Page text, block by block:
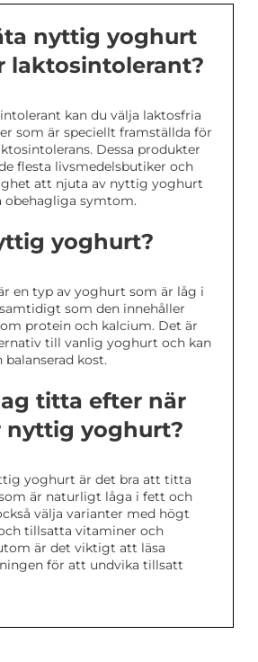
nyttig yoghurt
laktosintolerant?
kan du välja laktosfria
som är speciellt framställda för
Dessa produkter
flesta livsmedelsbutiker och
att njuta av nyttig yoghurt
obehagliga symtom.
yoghurt?
en typ av yoghurt som är låg i
som den innehåller
protein och kalcium. Det är
till vanlig yoghurt och kan
balanserad kost.
titta efter när
nyttig yoghurt?
yoghurt är det bra att titta
är naturligt låga i fett och
välja varianter med högt
tillsatta vitaminer och
är det viktigt att läsa
för att undvika tillsatt